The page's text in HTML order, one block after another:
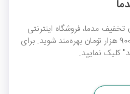
از 300 هزار تومان تخفیف مدما، فروشگاه اینترنتی
فرش برای خریدهای بالای 2 میلیون و 900 هزار تومان بهره‌مند شوید. برای
کلیک نمایید.